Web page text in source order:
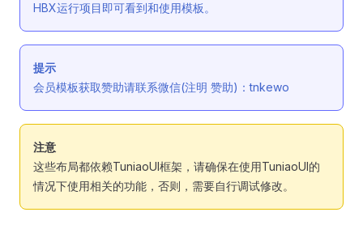
HBX运行项目即可看到和使用模板。
提示
会员模板获取赞助请联系微信(注明 赞助)：tnkewo
注意
这些布局都依赖TuniaoUI框架，请确保在使用TuniaoUI的
情况下使用相关的功能，否则，需要自行调试修改。